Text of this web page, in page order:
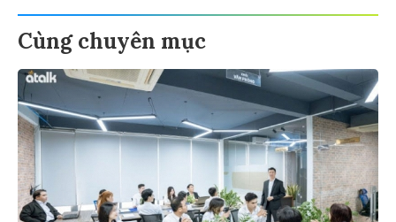
Cùng chuyên mục